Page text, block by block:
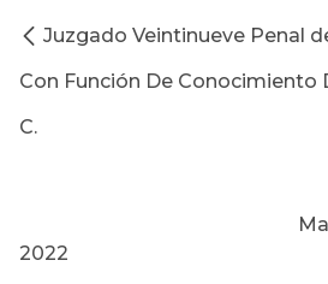
Juzgado Veintinueve Penal
Con Función De Conocimiento
C.
Marzo 11
2022